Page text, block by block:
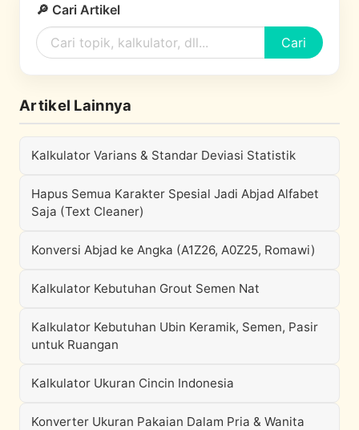
🔎 Cari Artikel
Cari
Artikel Lainnya
Kalkulator Varians & Standar Deviasi Statistik
Hapus Semua Karakter Spesial Jadi Abjad Alfabet
Saja (Text Cleaner)
Konversi Abjad ke Angka (A1Z26, A0Z25, Romawi)
Kalkulator Kebutuhan Grout Semen Nat
Kalkulator Kebutuhan Ubin Keramik, Semen, Pasir
untuk Ruangan
Kalkulator Ukuran Cincin Indonesia
Konverter Ukuran Pakaian Dalam Pria & Wanita